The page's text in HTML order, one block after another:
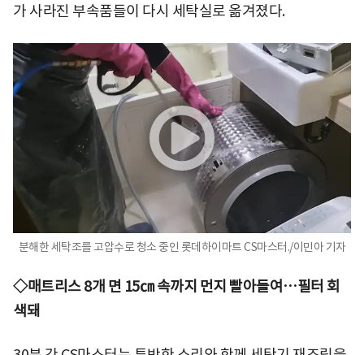
가 사라진 부속품들이 다시 세탁실로 옮겨졌다.
분해한 세탁조를 고압수로 청소 중인 롯데하이마트 CS마스터./이민아 기자
◇매트리스 8개 면 15㎝ 속까지 먼지 빨아들여…필터 회
색돼